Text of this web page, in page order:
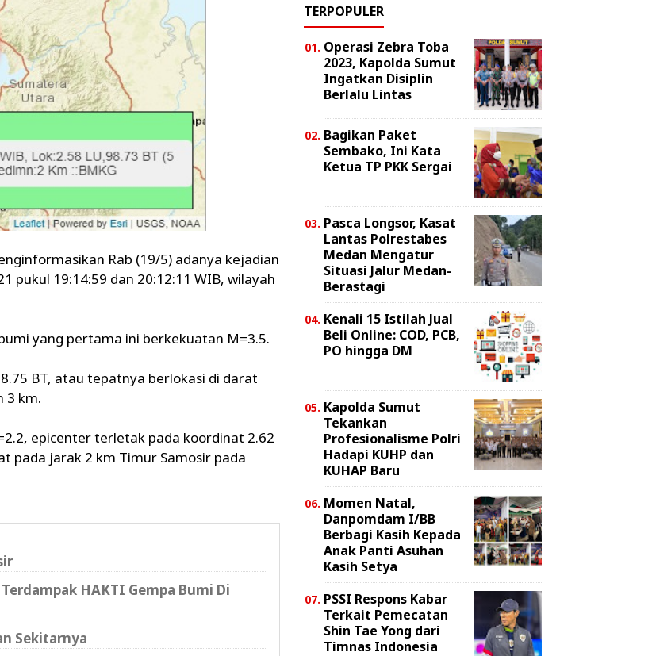
Rab (19/5) adanya kejadian
pukul 19:14:59 dan 20:12:11 WIB, wilayah
yang pertama ini berkekuatan M=3.5.
BT, atau tepatnya berlokasi di darat
3 km.
epicenter terletak pada koordinat 2.62
pada jarak 2 km Timur Samosir pada
HAKTI Gempa Bumi Di
Sekitarnya
TERPOPULER
Operasi Zebra Toba
2023, Kapolda Sumut
Ingatkan Disiplin
Berlalu Lintas
Bagikan Paket
Sembako, Ini Kata
Ketua TP PKK Sergai
Pasca Longsor, Kasat
Lantas Polrestabes
Medan Mengatur
Situasi Jalur Medan-
Berastagi
Kenali 15 Istilah Jual
Beli Online: COD, PCB,
PO hingga DM
Kapolda Sumut
Tekankan
Profesionalisme Polri
Hadapi KUHP dan
KUHAP Baru
Momen Natal,
Danpomdam I/BB
Berbagi Kasih Kepada
Anak Panti Asuhan
Kasih Setya
PSSI Respons Kabar
Terkait Pemecatan
Shin Tae Yong dari
Timnas Indonesia